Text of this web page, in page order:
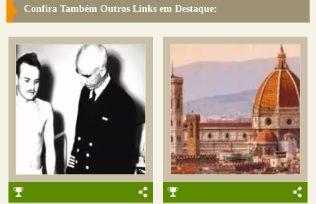
Confira Também Outros Links em Destaque: